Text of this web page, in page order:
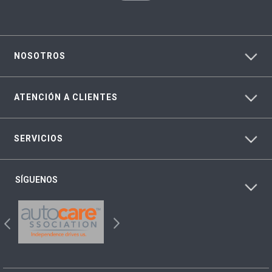
NOSOTROS
ATENCIÓN A CLIENTES
SERVICIOS
SÍGUENOS